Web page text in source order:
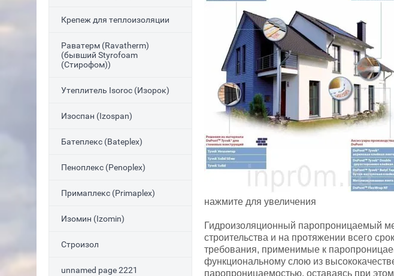
Крепеж для теплоизоляции
Раватерм (Ravatherm)
(бывший Styrofoam
(Стирофом))
Утеплитель Isoroc (Изорок)
Изоспан (Izospan)
Батеплекс (Bateplex)
Пеноплекс (Penoplex)
Примаплекс (Primaplex)
Изомин (Izomin)
Строизол
unnamed page 2221
нажмите для увеличения
Гидроизоляционный паропроницаемый
строительства и на протяжении всего
требования, применимые к
функциональному слою из
паропроницаемостью, оставаясь при